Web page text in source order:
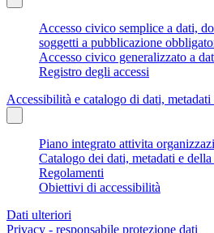
Accesso civico semplice a dati,
soggetti a pubblicazione
Accesso civico generalizzato a
Registro degli accessi
Accessibilità e catalogo di dati, metadati
Piano integrato attivita
Catalogo dei dati, metadati e
Regolamenti
Obiettivi di accessibilità
Dati ulteriori
Privacy - responsabile protezione dati